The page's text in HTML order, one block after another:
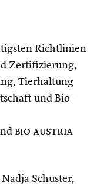
Richtlinien
Zertifizierung,
Tierhaltung
und Bio-
bio austria
Schuster,